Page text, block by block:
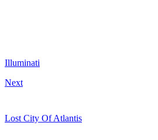
Illuminati
Next
Lost City Of Atlantis